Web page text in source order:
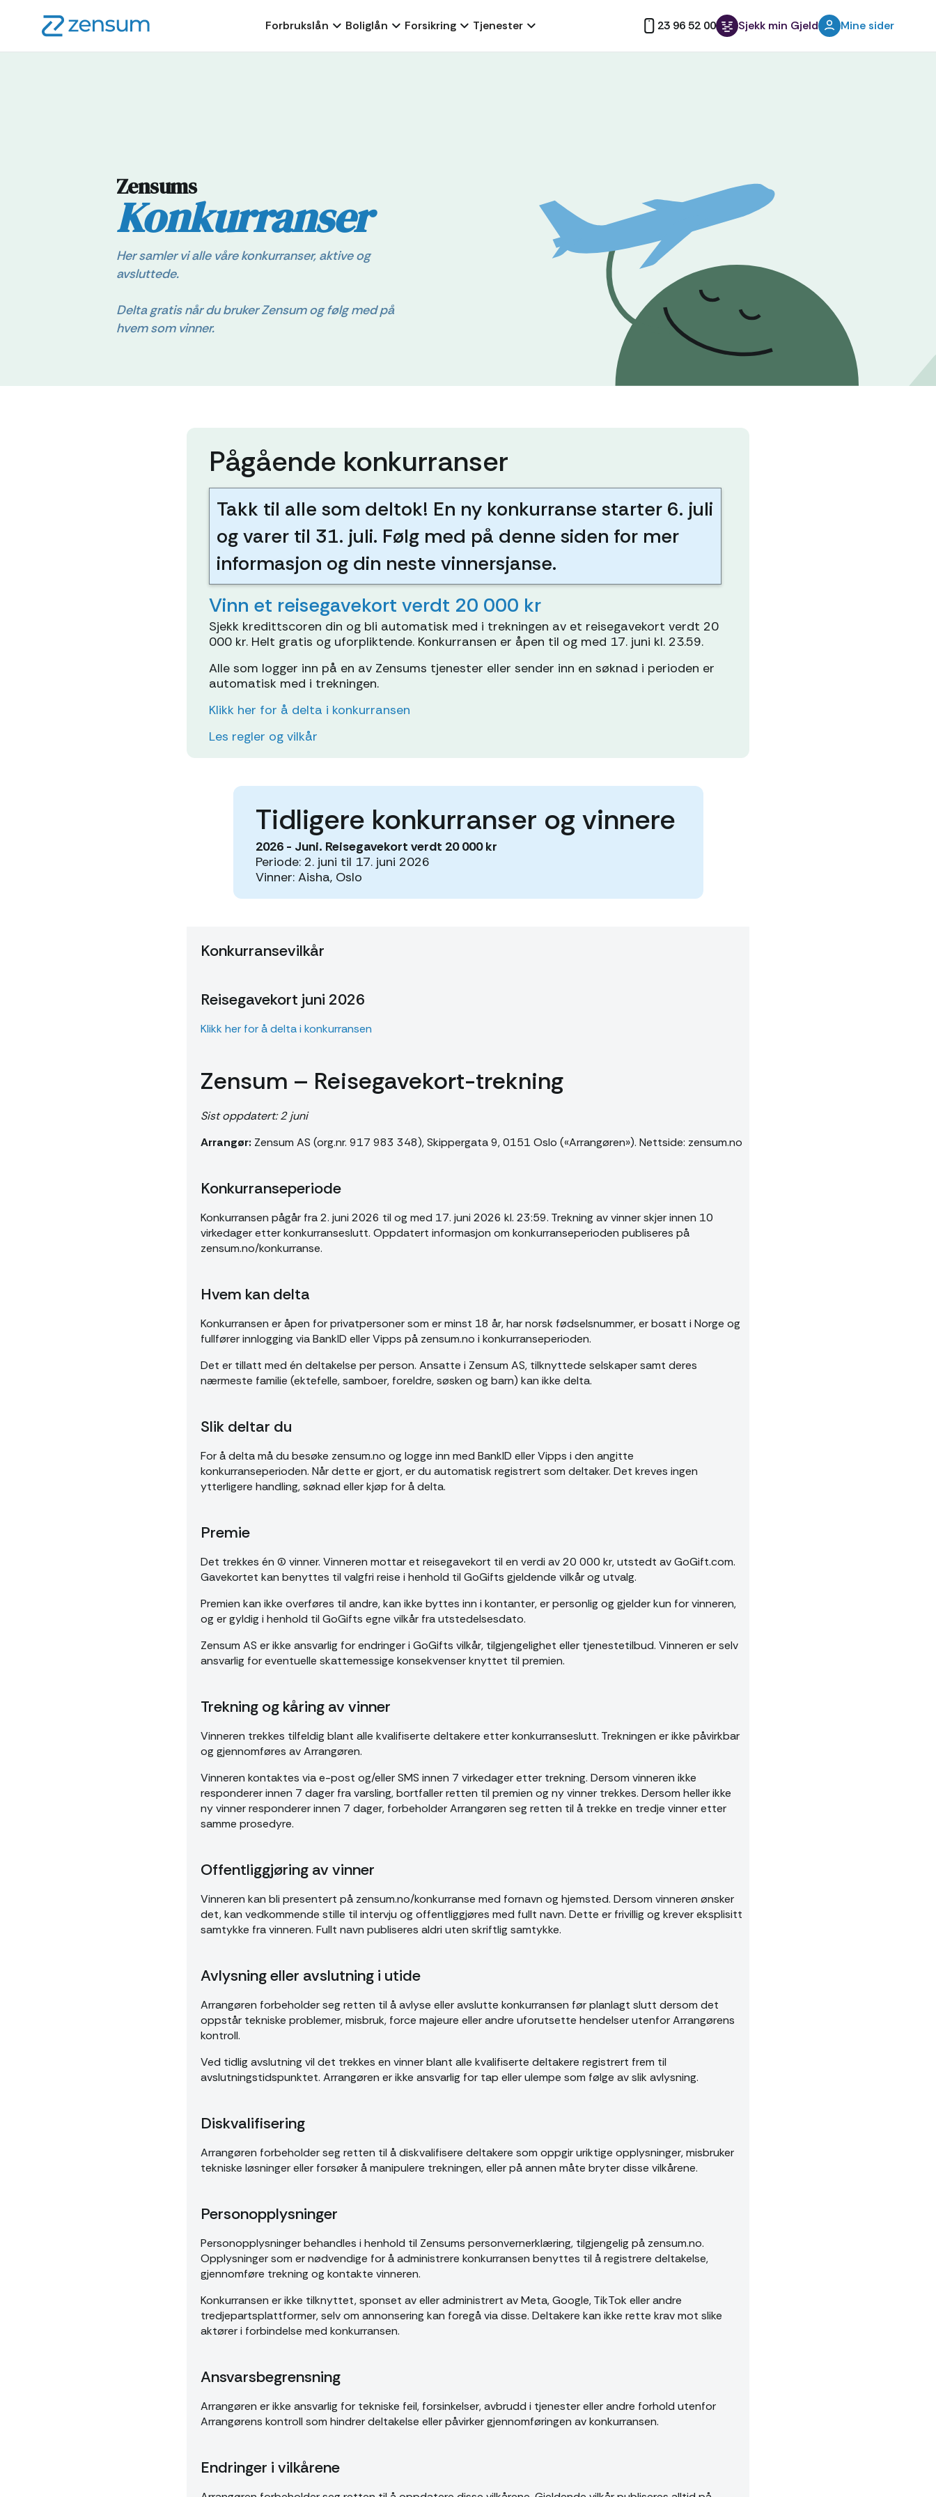
Forbrukslån Boliglån Forsikring Tjenester 23 96 52 00 Sjekk min Gjeld Mine sider
Zensums
Konkurranser
Her samler vi alle våre konkurranser, aktive og
avsluttede.
Delta gratis når du bruker Zensum og følg med på
hvem som vinner.
Pågående konkurranser
Takk til alle som deltok! En ny konkurranse starter 6. juli
og varer til 31. juli. Følg med på denne siden for mer
informasjon og din neste vinnersjanse.
Vinn et reisegavekort verdt 20 000 kr
Sjekk kredittscoren din og bli automatisk med i trekningen av et reisegavekort verdt 20
000 kr. Helt gratis og uforpliktende. Konkurransen er åpen til og med 17. juni kl. 23.59.
Alle som logger inn på en av Zensums tjenester eller sender inn en søknad i perioden er
automatisk med i trekningen.
Klikk her for å delta i konkurransen
Les regler og vilkår
Tidligere konkurranser og vinnere
2026 - Juni. Reisegavekort verdt 20 000 kr
Periode: 2. juni til 17. juni 2026
Vinner: Aisha, Oslo
Konkurransevilkår
Reisegavekort juni 2026
Klikk her for å delta i konkurransen
Zensum – Reisegavekort-trekning
Sist oppdatert: 2 juni
Arrangør: Zensum AS (org.nr. 917 983 348), Skippergata 9, 0151 Oslo («Arrangøren»). Nettside: zensum.no
Konkurranseperiode
Konkurransen pågår fra 2. juni 2026 til og med 17. juni 2026 kl. 23:59. Trekning av vinner skjer innen 10
virkedager etter konkurranseslutt. Oppdatert informasjon om konkurranseperioden publiseres på
zensum.no/konkurranse.
Hvem kan delta
Konkurransen er åpen for privatpersoner som er minst 18 år, har norsk fødselsnummer, er bosatt i Norge og
fullfører innlogging via BankID eller Vipps på zensum.no i konkurranseperioden.
Det er tillatt med én deltakelse per person. Ansatte i Zensum AS, tilknyttede selskaper samt deres
nærmeste familie (ektefelle, samboer, foreldre, søsken og barn) kan ikke delta.
Slik deltar du
For å delta må du besøke zensum.no og logge inn med BankID eller Vipps i den angitte
konkurranseperioden. Når dette er gjort, er du automatisk registrert som deltaker. Det kreves ingen
ytterligere handling, søknad eller kjøp for å delta.
Premie
Det trekkes én (1) vinner. Vinneren mottar et reisegavekort til en verdi av 20 000 kr, utstedt av GoGift.com.
Gavekortet kan benyttes til valgfri reise i henhold til GoGifts gjeldende vilkår og utvalg.
Premien kan ikke overføres til andre, kan ikke byttes inn i kontanter, er personlig og gjelder kun for vinneren,
og er gyldig i henhold til GoGifts egne vilkår fra utstedelsesdato.
Zensum AS er ikke ansvarlig for endringer i GoGifts vilkår, tilgjengelighet eller tjenestetilbud. Vinneren er selv
ansvarlig for eventuelle skattemessige konsekvenser knyttet til premien.
Trekning og kåring av vinner
Vinneren trekkes tilfeldig blant alle kvalifiserte deltakere etter konkurranseslutt. Trekningen er ikke påvirkbar
og gjennomføres av Arrangøren.
Vinneren kontaktes via e-post og/eller SMS innen 7 virkedager etter trekning. Dersom vinneren ikke
responderer innen 7 dager fra varsling, bortfaller retten til premien og ny vinner trekkes. Dersom heller ikke
ny vinner responderer innen 7 dager, forbeholder Arrangøren seg retten til å trekke en tredje vinner etter
samme prosedyre.
Offentliggjøring av vinner
Vinneren kan bli presentert på zensum.no/konkurranse med fornavn og hjemsted. Dersom vinneren ønsker
det, kan vedkommende stille til intervju og offentliggjøres med fullt navn. Dette er frivillig og krever eksplisitt
samtykke fra vinneren. Fullt navn publiseres aldri uten skriftlig samtykke.
Avlysning eller avslutning i utide
Arrangøren forbeholder seg retten til å avlyse eller avslutte konkurransen før planlagt slutt dersom det
oppstår tekniske problemer, misbruk, force majeure eller andre uforutsette hendelser utenfor Arrangørens
kontroll.
Ved tidlig avslutning vil det trekkes en vinner blant alle kvalifiserte deltakere registrert frem til
avslutningstidspunktet. Arrangøren er ikke ansvarlig for tap eller ulempe som følge av slik avlysning.
Diskvalifisering
Arrangøren forbeholder seg retten til å diskvalifisere deltakere som oppgir uriktige opplysninger, misbruker
tekniske løsninger eller forsøker å manipulere trekningen, eller på annen måte bryter disse vilkårene.
Personopplysninger
Personopplysninger behandles i henhold til Zensums personvernerklæring, tilgjengelig på zensum.no.
Opplysninger som er nødvendige for å administrere konkurransen benyttes til å registrere deltakelse,
gjennomføre trekning og kontakte vinneren.
Konkurransen er ikke tilknyttet, sponset av eller administrert av Meta, Google, TikTok eller andre
tredjepartsplattformer, selv om annonsering kan foregå via disse. Deltakere kan ikke rette krav mot slike
aktører i forbindelse med konkurransen.
Ansvarsbegrensning
Arrangøren er ikke ansvarlig for tekniske feil, forsinkelser, avbrudd i tjenester eller andre forhold utenfor
Arrangørens kontroll som hindrer deltakelse eller påvirker gjennomføringen av konkurransen.
Endringer i vilkårene